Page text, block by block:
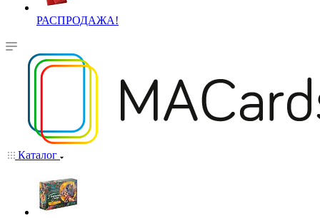
РАСПРОДАЖА!
Каталог